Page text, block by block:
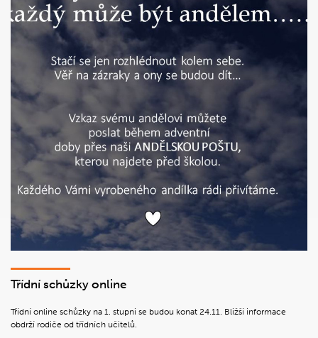
Třídní schůzky online
Třídní online schůzky na 1. stupni se budou konat 24.11. Bližší informace
obdrží rodiče od třídních učitelů.